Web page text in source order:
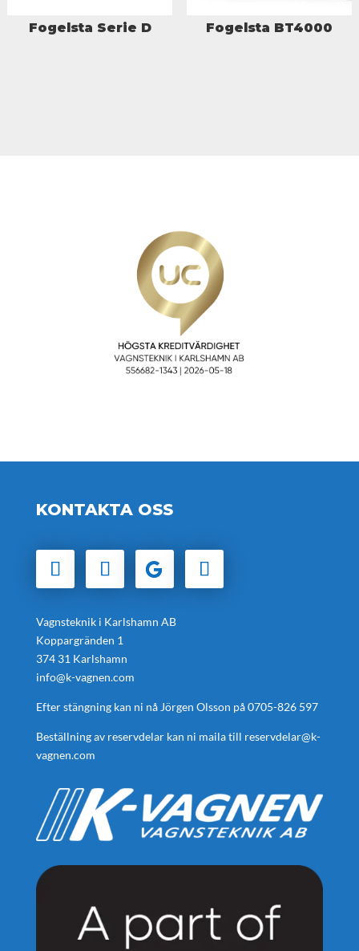
Fogelsta Serie D Fogelsta BT4000
KONTAKTA OSS
Vagnsteknik i Karlshamn AB
Koppargränden 1
374 31 Karlshamn
info@k-vagnen.com
Efter stängning kan ni nå Jörgen Olsson på0705-826 597
Beställning av reservdelar kan ni maila till reservdelar@k-
vagnen.com